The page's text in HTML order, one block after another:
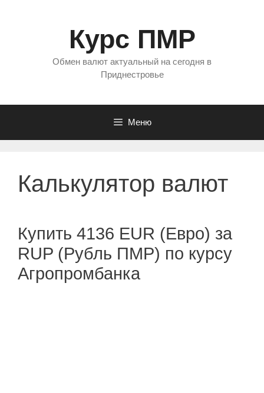
Курс ПМР
Обмен валют актуальный на сегодня в
Приднестровье
Меню
Калькулятор валют
Купить 4136 EUR (Евро) за
RUP (Рубль ПМР) по курсу
Агропромбанка